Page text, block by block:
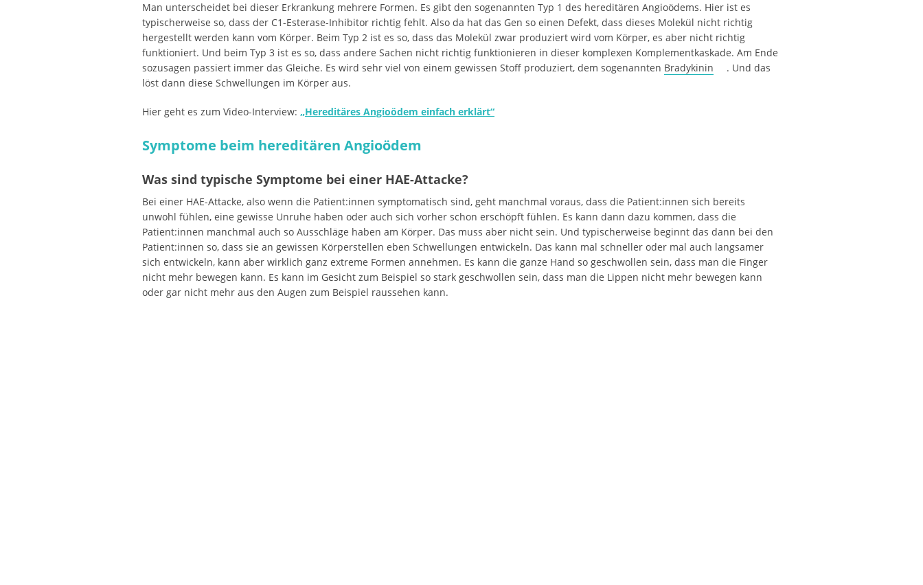
Man unterscheidet bei dieser Erkrankung mehrere Formen. Es gibt den sogenannten Typ 1 des hereditären Angioödems. Hier ist es
typischerweise so, dass der C1-Esterase-Inhibitor richtig fehlt. Also da hat das Gen so einen Defekt, dass dieses Molekül nicht richtig
hergestellt werden kann vom Körper. Beim Typ 2 ist es so, dass das Molekül zwar produziert wird vom Körper, es aber nicht richtig
funktioniert. Und beim Typ 3 ist es so, dass andere Sachen nicht richtig funktionieren in dieser komplexen Komplementkaskade. Am Ende
sozusagen passiert immer das Gleiche. Es wird sehr viel von einem gewissen Stoff produziert, dem sogenannten Bradykinin
. Und das
löst dann diese Schwellungen im Körper aus.
Hier geht es zum Video-Interview: „Hereditäres Angioödem einfach erklärt“
Symptome beim hereditären Angioödem
Was sind typische Symptome bei einer HAE-Attacke?
Bei einer HAE-Attacke, also wenn die Patient:innen symptomatisch sind, geht manchmal voraus, dass die Patient:innen sich bereits
unwohl fühlen, eine gewisse Unruhe haben oder auch sich vorher schon erschöpft fühlen. Es kann dann dazu kommen, dass die
Patient:innen manchmal auch so Ausschläge haben am Körper. Das muss aber nicht sein. Und typischerweise beginnt das dann bei den
Patient:innen so, dass sie an gewissen Körperstellen eben Schwellungen entwickeln. Das kann mal schneller oder mal auch langsamer
sich entwickeln, kann aber wirklich ganz extreme Formen annehmen. Es kann die ganze Hand so geschwollen sein, dass man die Finger
nicht mehr bewegen kann. Es kann im Gesicht zum Beispiel so stark geschwollen sein, dass man die Lippen nicht mehr bewegen kann
oder gar nicht mehr aus den Augen zum Beispiel raussehen kann.